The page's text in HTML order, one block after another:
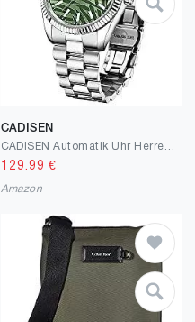
CADISEN
129.99 €
Amazon